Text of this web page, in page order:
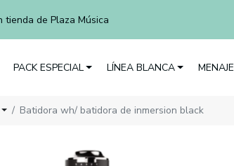
de Plaza Música
PACK ESPECIAL LÍNEA BLANCA MENAJE
Batidora wh/ batidora de inmersion black